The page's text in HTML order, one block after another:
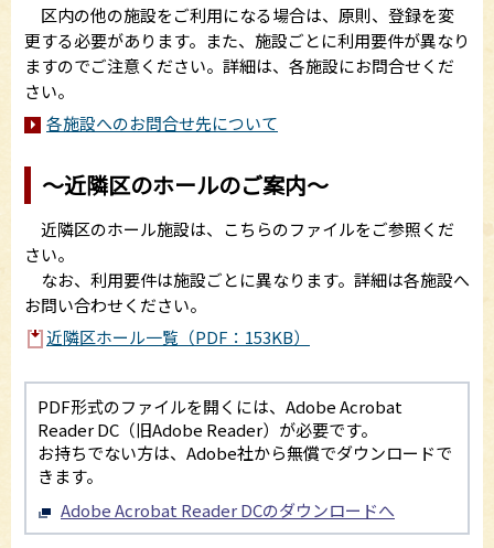
区内の他の施設をご利用になる場合は、原則、登録を変
更する必要があります。また、施設ごとに利用要件が異なり
ますのでご注意ください。詳細は、各施設にお問合せくだ
さい。
各施設へのお問合せ先について
～近隣区のホールのご案内～
近隣区のホール施設は、こちらのファイルをご参照くだ
さい。
なお、利用要件は施設ごとに異なります。詳細は各施設へ
お問い合わせください。
近隣区ホール一覧（PDF：153KB）
PDF形式のファイルを開くには、Adobe Acrobat
Reader DC（旧Adobe Reader）が必要です。
お持ちでない方は、Adobe社から無償でダウンロードで
きます。
Adobe Acrobat Reader DCのダウンロードへ